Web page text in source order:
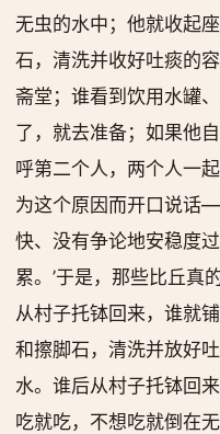
无虫的水中；他就收起
石，清洗并收好吐痰的
斋堂；谁看到饮用水罐
了，就去准备；如果他
呼第二个人，两个人一
为这个原因而开口说话
快、没有争论地安稳度
累。’于是，那些比丘真
从村子托钵回来，谁就
和擦脚石，清洗并放好
水。谁后从村子托钵回
吃就吃，不想吃就倒在